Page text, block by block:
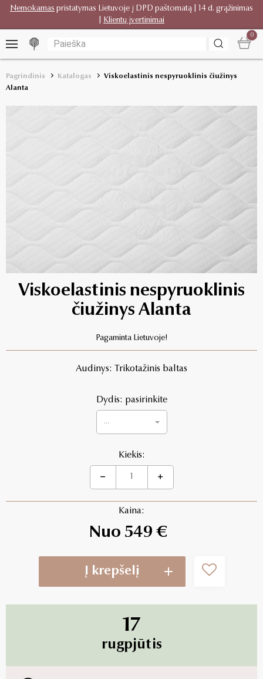
Nemokamas pristatymas Lietuvoje į DPD paštomatą | 14 d. grąžinimas
Klientų įvertinimai
0
Pagrindinis Katalogas
Viskoelastinis nespyruoklinis čiužinys
Alanta
Viskoelastinis nespyruoklinis
čiužinys Alanta
Pagaminta Lietuvoje!
Audinys: Trikotažinis baltas
Dydis: pasirinkite
...
Kiekis:
Kaina:
Nuo 549 €
Į krepšelį
17
rugpjūtis